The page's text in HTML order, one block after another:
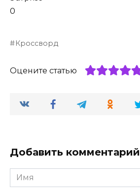
0
Кроссворд
Оцените статью
Добавить комментарий
Имя
*